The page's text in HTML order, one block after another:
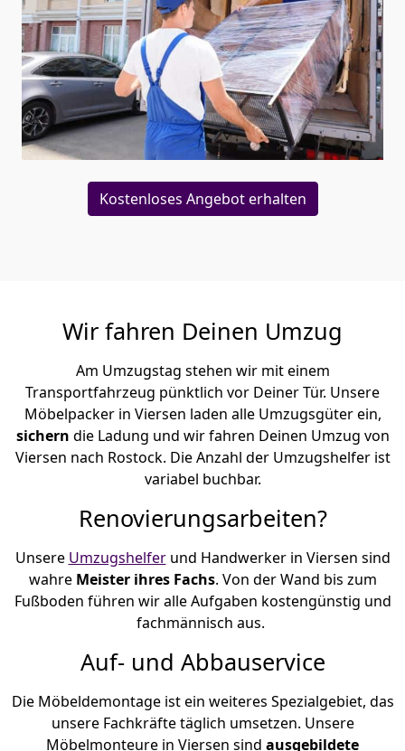
Kostenloses Angebot erhalten
Wir fahren Deinen Umzug
Am Umzugstag stehen wir mit einem
Transportfahrzeug pünktlich vor Deiner Tür. Unsere
Möbelpacker in Viersen laden alle Umzugsgüter ein,
sichern die Ladung und wir fahren Deinen Umzug von
Viersen nach Rostock. Die Anzahl der Umzugshelfer ist
variabel buchbar.
Renovierungsarbeiten?
Unsere Umzugshelferund Handwerker in Viersen sind
wahre Meister ihres Fachs. Von der Wand bis zum
Fußboden führen wir alle Aufgaben kostengünstig und
fachmännisch aus.
Auf- und Abbauservice
Die Möbeldemontage ist ein weiteres Spezialgebiet, das
unsere Fachkräfte täglich umsetzen. Unsere
Möbelmonteure in Viersen sind ausgebildete